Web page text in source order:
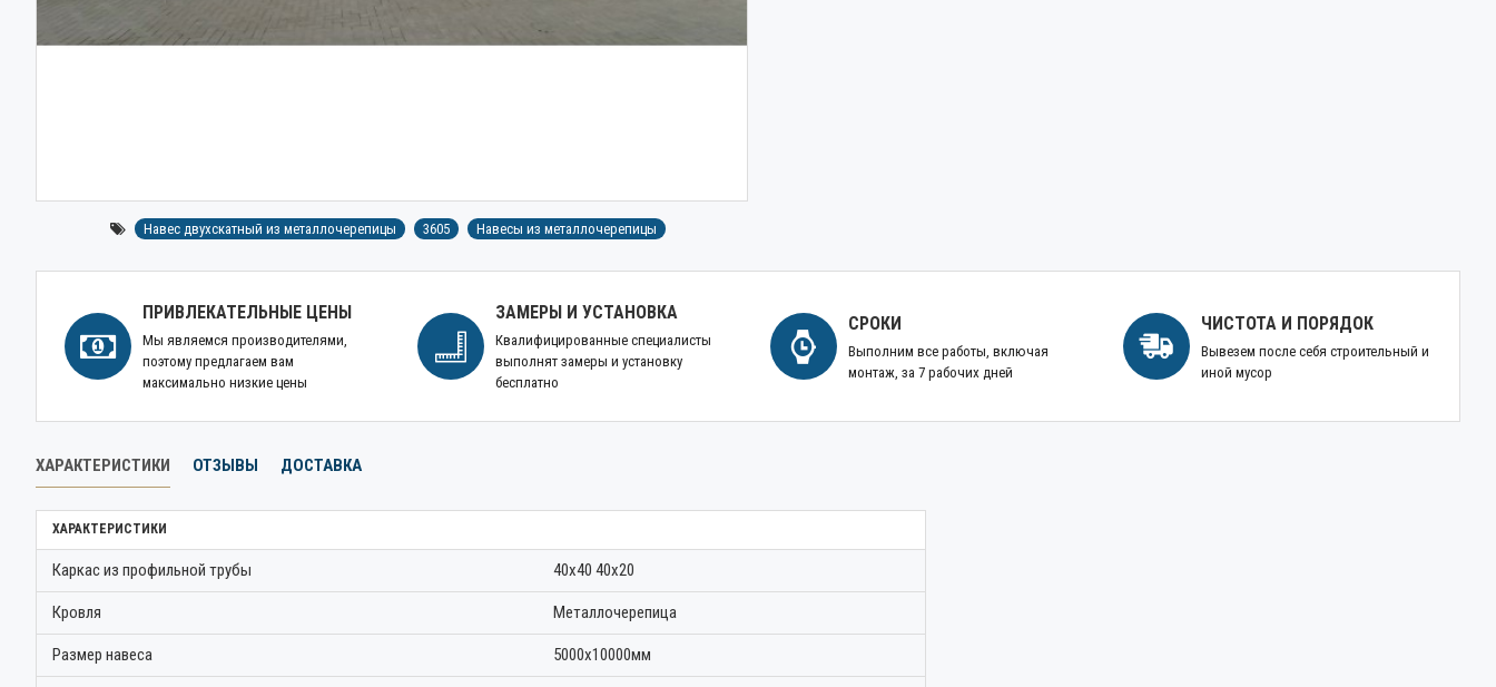
Навес двухскатный из металлочерепицы 3605 Навесы из металлочерепицы
ПРИВЛЕКАТЕЛЬНЫЕ ЦЕНЫ
Мы являемся производителями,
поэтому предлагаем вам
максимально низкие цены
ЗАМЕРЫ И УСТАНОВКА
Квалифицированные специалисты
выполнят замеры и установку
бесплатно
СРОКИ
Выполним все работы, включая
монтаж, за 7 рабочих дней
ЧИСТОТА И ПОРЯДОК
Вывезем после себя строительный и
иной мусор
ХАРАКТЕРИСТИКИ ОТЗЫВЫ ДОСТАВКА
ХАРАКТЕРИСТИКИ
Каркас из профильной трубы 40х40 40х20
Кровля Металлочерепица
Размер навеса 5000х10000мм